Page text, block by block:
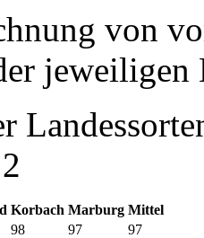
von
jeweiligen
Korbach Marburg Mittel
98 97
97